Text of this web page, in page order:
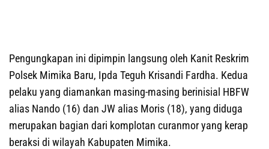
Pengungkapan ini dipimpin langsung oleh Kanit Reskrim
Polsek Mimika Baru, Ipda Teguh Krisandi Fardha. Kedua
pelaku yang diamankan masing-masing berinisial HBFW
alias Nando (16) dan JW alias Moris (18), yang diduga
merupakan bagian dari komplotan curanmor yang kerap
beraksi di wilayah Kabupaten Mimika.